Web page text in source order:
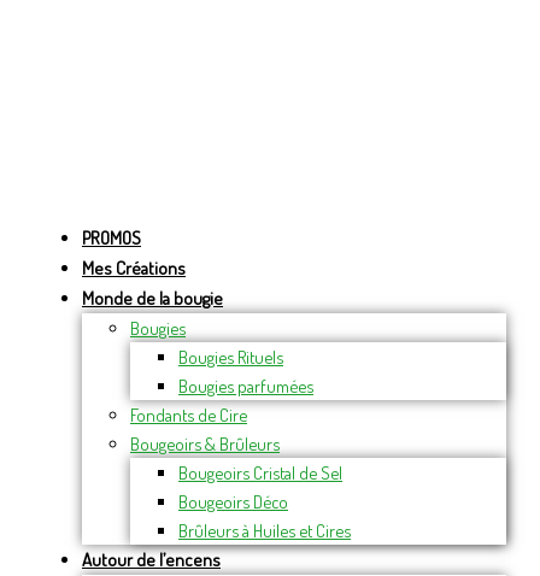
PROMOS
Mes Créations
Monde de la bougie
Bougies
Bougies Rituels
Bougies parfumées
Fondants de Cire
Bougeoirs & Brûleurs
Bougeoirs Cristal de Sel
Bougeoirs Déco
Brûleurs à Huiles et Cires
Autour de l’encens